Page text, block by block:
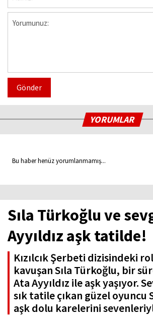
Gönder
YORUMLAR
Bu haber henüz yorumlanmamış...
Sıla Türkoğlu ve
Ayyıldız aşk tatilde!
Kızılcık Şerbeti dizisindeki
kavuşan Sıla Türkoğlu, bir
Ata Ayyıldız ile aşk yaşıyor.
sık tatile çıkan güzel oyuncu
aşk dolu karelerini